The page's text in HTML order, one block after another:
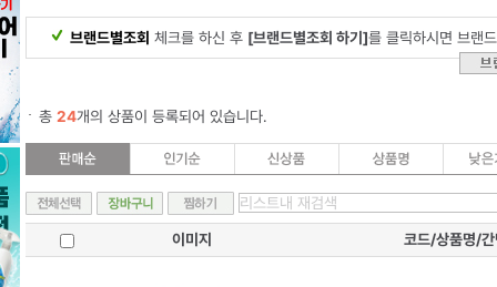
브랜드별조회 체크를 하신 후 [브랜드별조회 하기]를 클릭하시면 브랜
총 24개의 상품이 등록되어 있습니다.
이미지 코드/상품명/간